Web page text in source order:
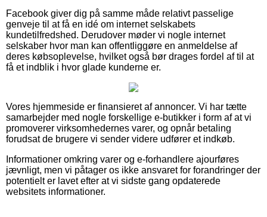
Facebook giver dig på samme måde relativt passelige
genveje til at få en idé om internet selskabets
kundetilfredshed. Derudover møder vi nogle internet
selskaber hvor man kan offentliggøre en anmeldelse af
deres købsoplevelse, hvilket også bør drages fordel af til at
få et indblik i hvor glade kunderne er.
Vores hjemmeside er finansieret af annoncer. Vi har tætte
samarbejder med nogle forskellige e-butikker i form af at vi
promoverer virksomhedernes varer, og opnår betaling
forudsat de brugere vi sender videre udfører et indkøb.
Informationer omkring varer og e-forhandlere ajourføres
jævnligt, men vi påtager os ikke ansvaret for forandringer der
potentielt er lavet efter at vi sidste gang opdaterede
websitets informationer.